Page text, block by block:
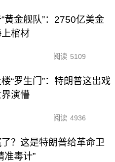
黄金舰队”：2750亿美金
棺材
阅读 5109
“罗生门”：特朗普这出戏
演懵
阅读 4936
？这是特朗普给革命卫
准毒计”